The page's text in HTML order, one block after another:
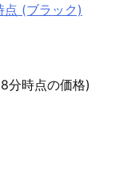
(ブラック)
分時点の価格)